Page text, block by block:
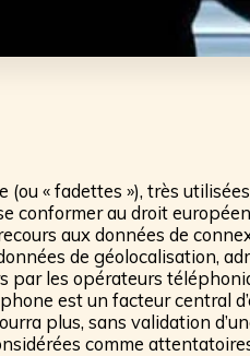
« fadettes »), très
conformer au droit
aux données de
de géolocalisation,
les opérateurs
est un facteur central
plus, sans validation
comme